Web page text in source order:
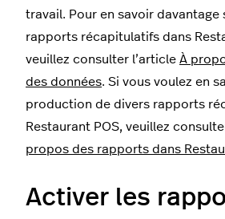
travail. Pour en savoir davantage
rapports récapitulatifs dans
veuillez consulter l’article À
des données. Si vous voulez en
production de divers rapports
Restaurant POS, veuillez
propos des rapports dans
Activer les